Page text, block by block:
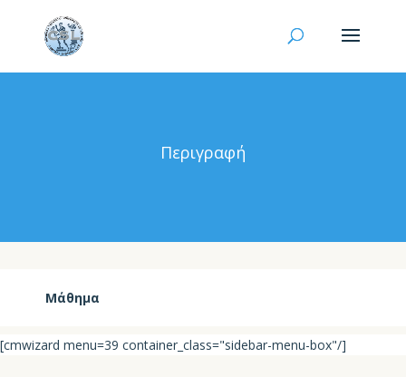
Περιγραφή
Μάθημα
[cmwizard menu=39 container_class="sidebar-menu-box"/]